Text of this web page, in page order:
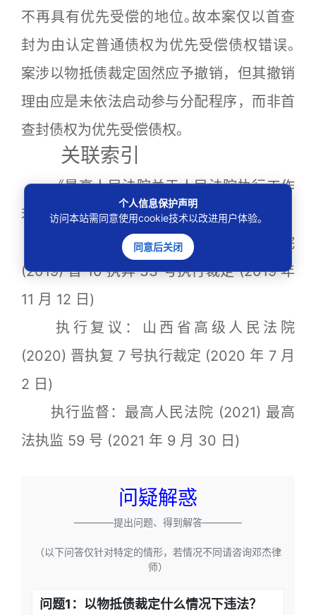
不再具有优先受偿的地位｡故本案仅以首查
封为由认定普通债权为优先受偿债权错误｡
案涉以物抵债裁定固然应予撤销，但其撤销
理由应是未依法启动参与分配程序，而非首
查封债权为优先受偿债权｡
关联索引
《最高人民法院关于人民法院执行工作
若干问题的规定 (试行)》第 55 条
执行异议：山西省临汾市中级人民法院
(2019) 晋 10 执异 33 号执行裁定 (2019 年
11 月 12 日)
执行复议：山西省高级人民法院
(2020) 晋执复 7 号执行裁定 (2020 年 7 月
2 日)
执行监督：最高人民法院 (2021) 最高
法执监 59 号 (2021 年 9 月 30 日)
问疑解惑
————提出问题、得到解答————
（以下问答仅针对特定的情形，若情况不同请咨询邓杰律
师）
问题1：以物抵债裁定什么情况下违法？
个人信息保护声明
访问本站需同意使用cookie技术以改进用户体验。
同意后关闭